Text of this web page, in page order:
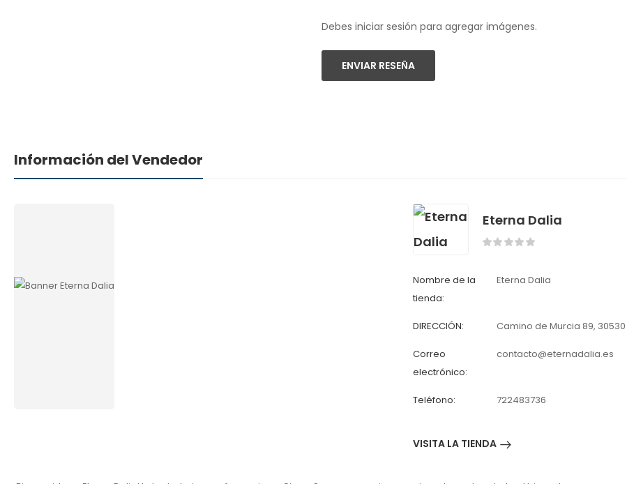
Debes iniciar sesión para agregar imágenes.
ENVIAR RESEÑA
Información del Vendedor
Eterna Dalia
Nombre de la
tienda:
Eterna Dalia
DIRECCIÓN: Camino de Murcia 89,
Correo
electrónico:
contacto@eternadalia.es
Teléfono: 722483736
VISITA LA TIENDA